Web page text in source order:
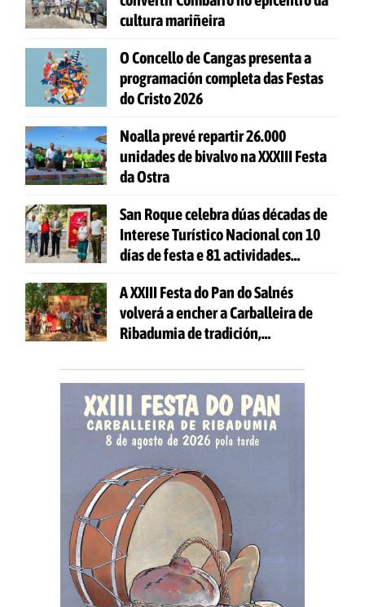
cultura mariñeira
O Concello de Cangas presenta a
programación completa das Festas
do Cristo 2026
Noalla prevé repartir 26.000
unidades de bivalvo na XXXIII Festa
da Ostra
San Roque celebra dúas décadas de
Interese Turístico Nacional con 10
días de festa e 81 actividades
A XXIII Festa do Pan do Salnés
volverá a encher a Carballeira de
Ribadumia de tradición,
todas as idades